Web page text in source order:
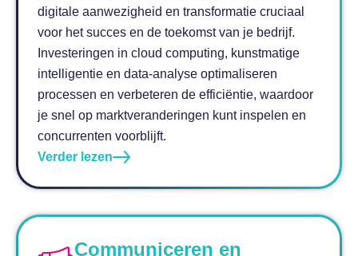
digitale aanwezigheid en transformatie cruciaal
voor het succes en de toekomst van je bedrijf.
Investeringen in cloud computing, kunstmatige
intelligentie en data-analyse optimaliseren
processen en verbeteren de efficiëntie, waardoor
je snel op marktveranderingen kunt inspelen en
concurrenten voorblijft.
Verder lezen
Communiceren en
a